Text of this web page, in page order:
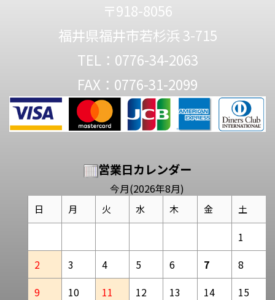
〒918-8056
福井県福井市若杉浜 3-715
TEL：0776-34-2063
FAX：0776-31-2099
営業日カレンダー
今月(2026年8月)
日 月 火 水 木 金 土
1
2
3 4 5 6 7
8
9
10 11 12 13 14
15